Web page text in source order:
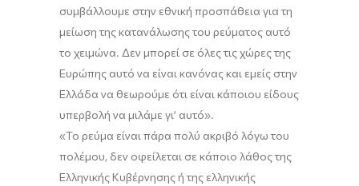
συμβάλλουμε στην εθνική προσπάθεια για τη
μείωση της κατανάλωσης του ρεύματος αυτό
το χειμώνα. Δεν μπορεί σε όλες τις χώρες της
Ευρώπης αυτό να είναι κανόνας και εμείς στην
Ελλάδα να θεωρούμε ότι είναι κάποιου είδους
υπερβολή να μιλάμε γι’ αυτό».
«Το ρεύμα είναι πάρα πολύ ακριβό λόγω του
πολέμου, δεν οφείλεται σε κάποιο λάθος της
Ελληνικής Κυβέρνησης ή της ελληνικής